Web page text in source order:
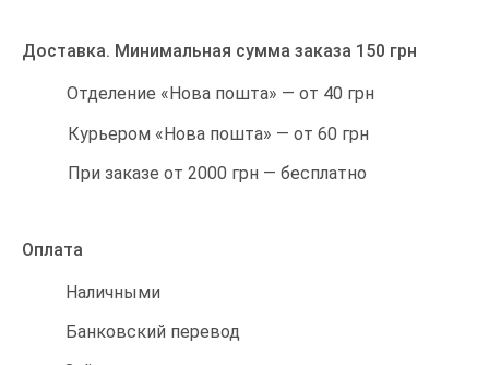
Доставка. Минимальная сумма заказа 150 грн
Отделение «Нова пошта» — от 40 грн
Курьером «Нова пошта» — от 60 грн
При заказе от 2000 грн — бесплатно
Оплата
Наличными
Банковский перевод